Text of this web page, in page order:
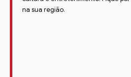
na sua região.